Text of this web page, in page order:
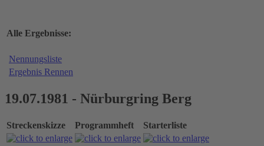
Alle Ergebnisse:
Nennungsliste
Ergebnis Rennen
19.07.1981 - Nürburgring Berg
Streckenskizze Programmheft Starterliste